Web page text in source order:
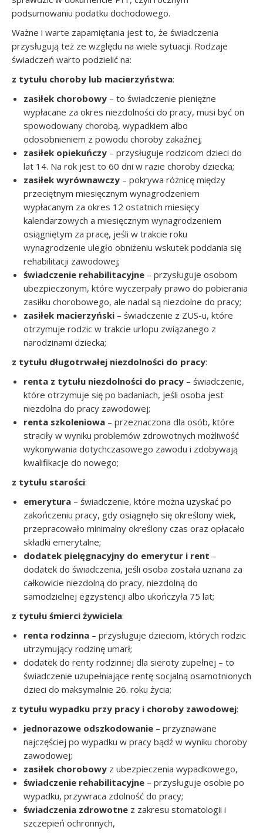
podsumowaniu podatku dochodowego.
Ważne i warte zapamiętania jest to, że świadczenia
przysługują też ze względu na wiele sytuacji. Rodzaje
świadczeń warto podzielić na:
z tytułu choroby lub macierzyństwa:
zasiłek chorobowy – to świadczenie pieniężne
wypłacane za okres niezdolności do pracy, musi być on
spowodowany chorobą, wypadkiem albo
odosobnieniem z powodu choroby zakaźnej;
zasiłek opiekuńczy – przysługuje rodzicom dzieci do
lat 14. Na rok jest to 60 dni w razie choroby dziecka;
zasiłek wyrównawczy – pokrywa różnicę między
przeciętnym miesięcznym wynagrodzeniem
wypłacanym za okres 12 ostatnich miesięcy
kalendarzowych a miesięcznym wynagrodzeniem
osiągniętym za pracę, jeśli w trakcie roku
wynagrodzenie uległo obniżeniu wskutek poddania się
rehabilitacji zawodowej;
świadczenie rehabilitacyjne – przysługuje osobom
ubezpieczonym, które wyczerpały prawo do pobierania
zasiłku chorobowego, ale nadal są niezdolne do pracy;
zasiłek macierzyński – świadczenie z ZUS-u, które
otrzymuje rodzic w trakcie urlopu związanego z
narodzinami dziecka;
z tytułu długotrwałej niezdolności do pracy:
renta z tytułu niezdolności do pracy – świadczenie,
które otrzymuje się po badaniach, jeśli osoba jest
niezdolna do pracy zawodowej;
renta szkoleniowa – przeznaczona dla osób, które
straciły w wyniku problemów zdrowotnych możliwość
wykonywania dotychczasowego zawodu i zdobywają
kwalifikacje do nowego;
z tytułu starości:
emerytura – świadczenie, które można uzyskać po
zakończeniu pracy, gdy osiągnęło się określony wiek,
przepracowało minimalny określony czas oraz opłacało
składki emerytalne;
dodatek pielęgnacyjny do emerytur i rent –
dodatek do świadczenia, jeśli osoba została uznana za
całkowicie niezdolną do pracy, niezdolną do
samodzielnej egzystencji albo ukończyła 75 lat;
z tytułu śmierci żywiciela:
renta rodzinna – przysługuje dzieciom, których rodzic
utrzymujący rodzinę umarł;
dodatek do renty rodzinnej dla sieroty zupełnej – to
świadczenie uzupełniające rentę socjalną osamotnionych
dzieci do maksymalnie 26. roku życia;
z tytułu wypadku przy pracy i choroby zawodowej:
jednorazowe odszkodowanie – przyznawane
najczęściej po wypadku w pracy bądź w wyniku choroby
zawodowej;
zasiłek chorobowy z ubezpieczenia wypadkowego,
świadczenie rehabilitacyjne – przysługuje osobie po
wypadku, przywraca zdolność do pracy;
świadczenia zdrowotne z zakresu stomatologii i
szczepień ochronnych,